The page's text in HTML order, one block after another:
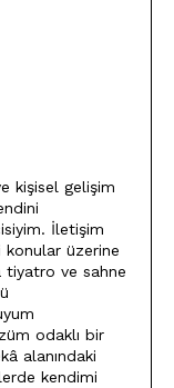
kişisel gelişim
İletişim
konular üzerine
tiyatro ve sahne
odaklı bir
alanındaki
kendimi